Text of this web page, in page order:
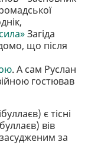
Загіда
що після
. А сам Руслан
гостював
є тісні
вів
за